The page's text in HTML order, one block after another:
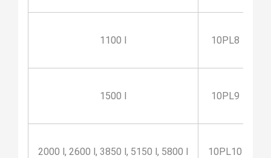
1100 l 10PL8
1500 l 10PL9
2000 l, 2600 l, 3850 l, 5150 l, 5800 l 10PL10